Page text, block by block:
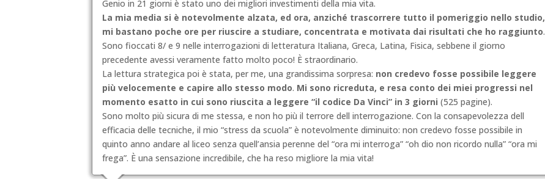
Genio in 21 giorni è stato uno dei migliori investimenti della mia vita.
La mia media si è notevolmente alzata, ed ora, anziché trascorrere tutto il pomeriggio nello studio,
mi bastano poche ore per riuscire a studiare, concentrata e motivata dai risultati che ho raggiunto.
Sono fioccati 8/ e 9 nelle interrogazioni di letteratura Italiana, Greca, Latina, Fisica, sebbene il giorno
precedente avessi veramente fatto molto poco! È straordinario.
La lettura strategica poi è stata, per me, una grandissima sorpresa: non credevo fosse possibile leggere
più velocemente e capire allo stesso modo. Mi sono ricreduta, e resa conto dei miei progressi nel
momento esatto in cui sono riuscita a leggere “il codice Da Vinci” in 3 giorni (525 pagine).
Sono molto più sicura di me stessa, e non ho più il terrore dell interrogazione. Con la consapevolezza dell
efficacia delle tecniche, il mio “stress da scuola” è notevolmente diminuito: non credevo fosse possibile in
quinto anno andare al liceo senza quell’ansia perenne del “ora mi interroga” “oh dio non ricordo nulla” “ora mi
frega”. È una sensazione incredibile, che ha reso migliore la mia vita!